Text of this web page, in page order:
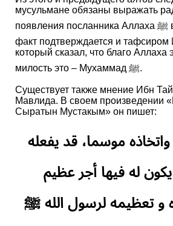
мусульмане обязаны выражать
появления посланника Аллаха ﷺ в этом мире. Сей
факт подтверждается и тафсиром
который сказал, что благо Аллаха
милость это – Мухаммад ﷺ.
Существует также мнение Ибн
Мавлида. В своем произведении
Сыратын Мустакым» он пишет:
موسما، قد يفعله
له فيها أجر عظيم